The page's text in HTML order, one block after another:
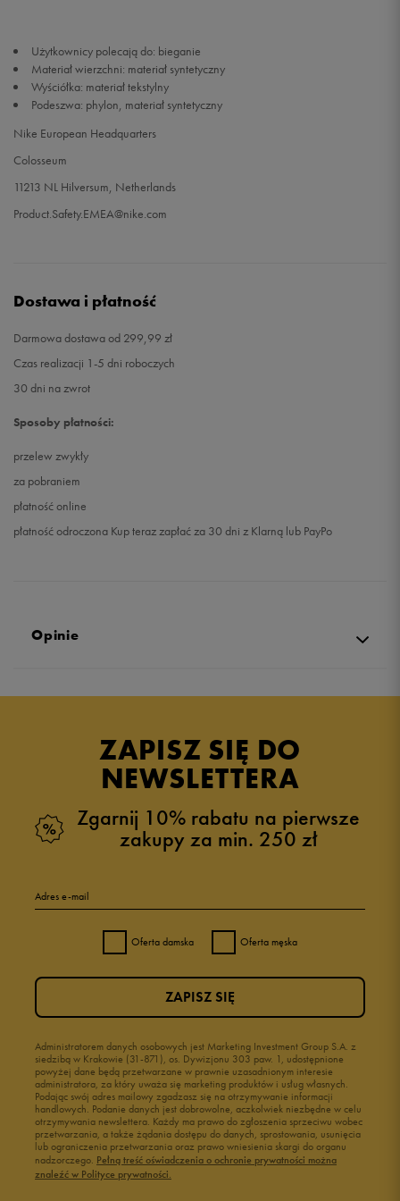
47,5 31 cm
48,5 32 cm
Użytkownicy polecają do: bieganie
Materiał wierzchni: materiał syntetyczny
Wyściółka: materiał tekstylny
Podeszwa: phylon, materiał syntetyczny
Nike European Headquarters
Colosseum
11213 NL Hilversum, Netherlands
Product.Safety.EMEA@nike.com
Dostawa i płatność
Darmowa dostawa od 299,99 zł
Czas realizacji 1-5 dni roboczych
30 dni na zwrot
Sposoby płatności:
przelew zwykły
za pobraniem
płatność online
płatność odroczona Kup teraz zapłać za 30 dni z Klarną lub PayPo
Opinie
ZAPISZ SIĘ DO
NEWSLETTERA
Zgarnij 10% rabatu na pierwsze
zakupy za min. 250 zł
Adres e-mail
Oferta damska Oferta męska
Administratorem danych osobowych jest Marketing Investment Group S.A. z
siedzibą w Krakowie (31-871), os. Dywizjonu 303 paw. 1, udostępnione
powyżej dane będą przetwarzane w prawnie uzasadnionym interesie
administratora, za który uważa się marketing produktów i usług własnych.
Podając swój adres mailowy zgadzasz się na otrzymywanie informacji
handlowych. Podanie danych jest dobrowolne, aczkolwiek niezbędne w celu
otrzymywania newslettera. Każdy ma prawo do zgłoszenia sprzeciwu wobec
przetwarzania, a także żądania dostępu do danych, sprostowania, usunięcia
lub ograniczenia przetwarzania oraz prawo wniesienia skargi do organu
nadzorczego. Pełną treść oświadczenia o ochronie prywatności można
znaleźć w Polityce prywatności.
ZAPISZ SIĘ